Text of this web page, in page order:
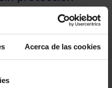
Acerca de las cookies
2×1